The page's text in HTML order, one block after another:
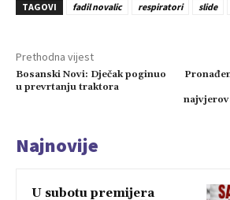
TAGOVI fadil novalic respiratori slide
Prethodna vijest
Bosanski Novi: Dječak poginuo
u prevrtanju traktora
Najnovije
U subotu premijera